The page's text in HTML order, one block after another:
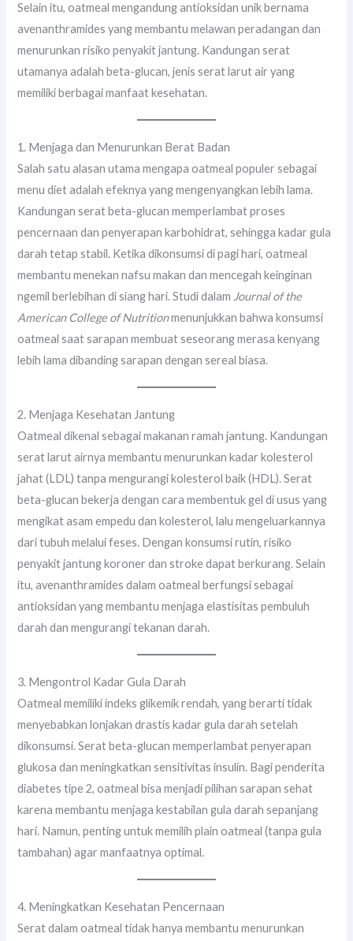
Selain itu, oatmeal mengandung antioksidan unik bernama
avenanthramides yang membantu melawan peradangan dan
menurunkan risiko penyakit jantung. Kandungan serat
utamanya adalah beta-glucan, jenis serat larut air yang
memiliki berbagai manfaat kesehatan.
1. Menjaga dan Menurunkan Berat Badan
Salah satu alasan utama mengapa oatmeal populer sebagai
menu diet adalah efeknya yang mengenyangkan lebih lama.
Kandungan serat beta-glucan memperlambat proses
pencernaan dan penyerapan karbohidrat, sehingga kadar gula
darah tetap stabil. Ketika dikonsumsi di pagi hari, oatmeal
membantu menekan nafsu makan dan mencegah keinginan
ngemil berlebihan di siang hari. Studi dalam Journal of the
American College of Nutritionmenunjukkan bahwa konsumsi
oatmeal saat sarapan membuat seseorang merasa kenyang
lebih lama dibanding sarapan dengan sereal biasa.
2. Menjaga Kesehatan Jantung
Oatmeal dikenal sebagai makanan ramah jantung. Kandungan
serat larut airnya membantu menurunkan kadar kolesterol
jahat (LDL) tanpa mengurangi kolesterol baik (HDL). Serat
beta-glucan bekerja dengan cara membentuk gel di usus yang
mengikat asam empedu dan kolesterol, lalu mengeluarkannya
dari tubuh melalui feses. Dengan konsumsi rutin, risiko
penyakit jantung koroner dan stroke dapat berkurang. Selain
itu, avenanthramides dalam oatmeal berfungsi sebagai
antioksidan yang membantu menjaga elastisitas pembuluh
darah dan mengurangi tekanan darah.
3. Mengontrol Kadar Gula Darah
Oatmeal memiliki indeks glikemik rendah, yang berarti tidak
menyebabkan lonjakan drastis kadar gula darah setelah
dikonsumsi. Serat beta-glucan memperlambat penyerapan
glukosa dan meningkatkan sensitivitas insulin. Bagi penderita
diabetes tipe 2, oatmeal bisa menjadi pilihan sarapan sehat
karena membantu menjaga kestabilan gula darah sepanjang
hari. Namun, penting untuk memilih plain oatmeal (tanpa gula
tambahan) agar manfaatnya optimal.
4. Meningkatkan Kesehatan Pencernaan
Serat dalam oatmeal tidak hanya membantu menurunkan